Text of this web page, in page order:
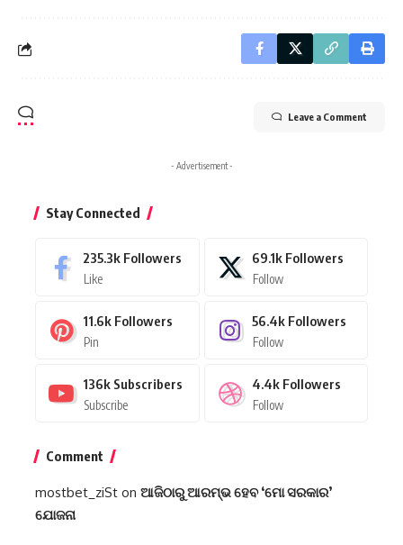
Leave a Comment
- Advertisement -
Stay Connected
235.3k Followers
Like
69.1k Followers
Follow
11.6k Followers
Pin
56.4k Followers
Follow
136k Subscribers
Subscribe
4.4k Followers
Follow
Comment
mostbet_ziSt on ଆଜିଠାରୁ ଆରମ୍ଭ ହେବ ‘ମୋ ସରକାର’
ଯୋଜନା